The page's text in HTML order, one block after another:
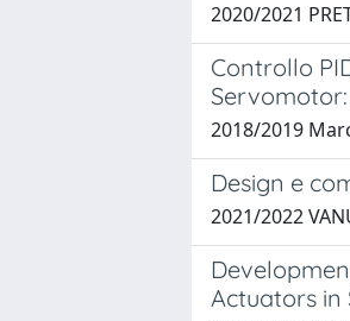
2020/2021
Controllo
2018/2019
Design e
2021/2022
Actuators in